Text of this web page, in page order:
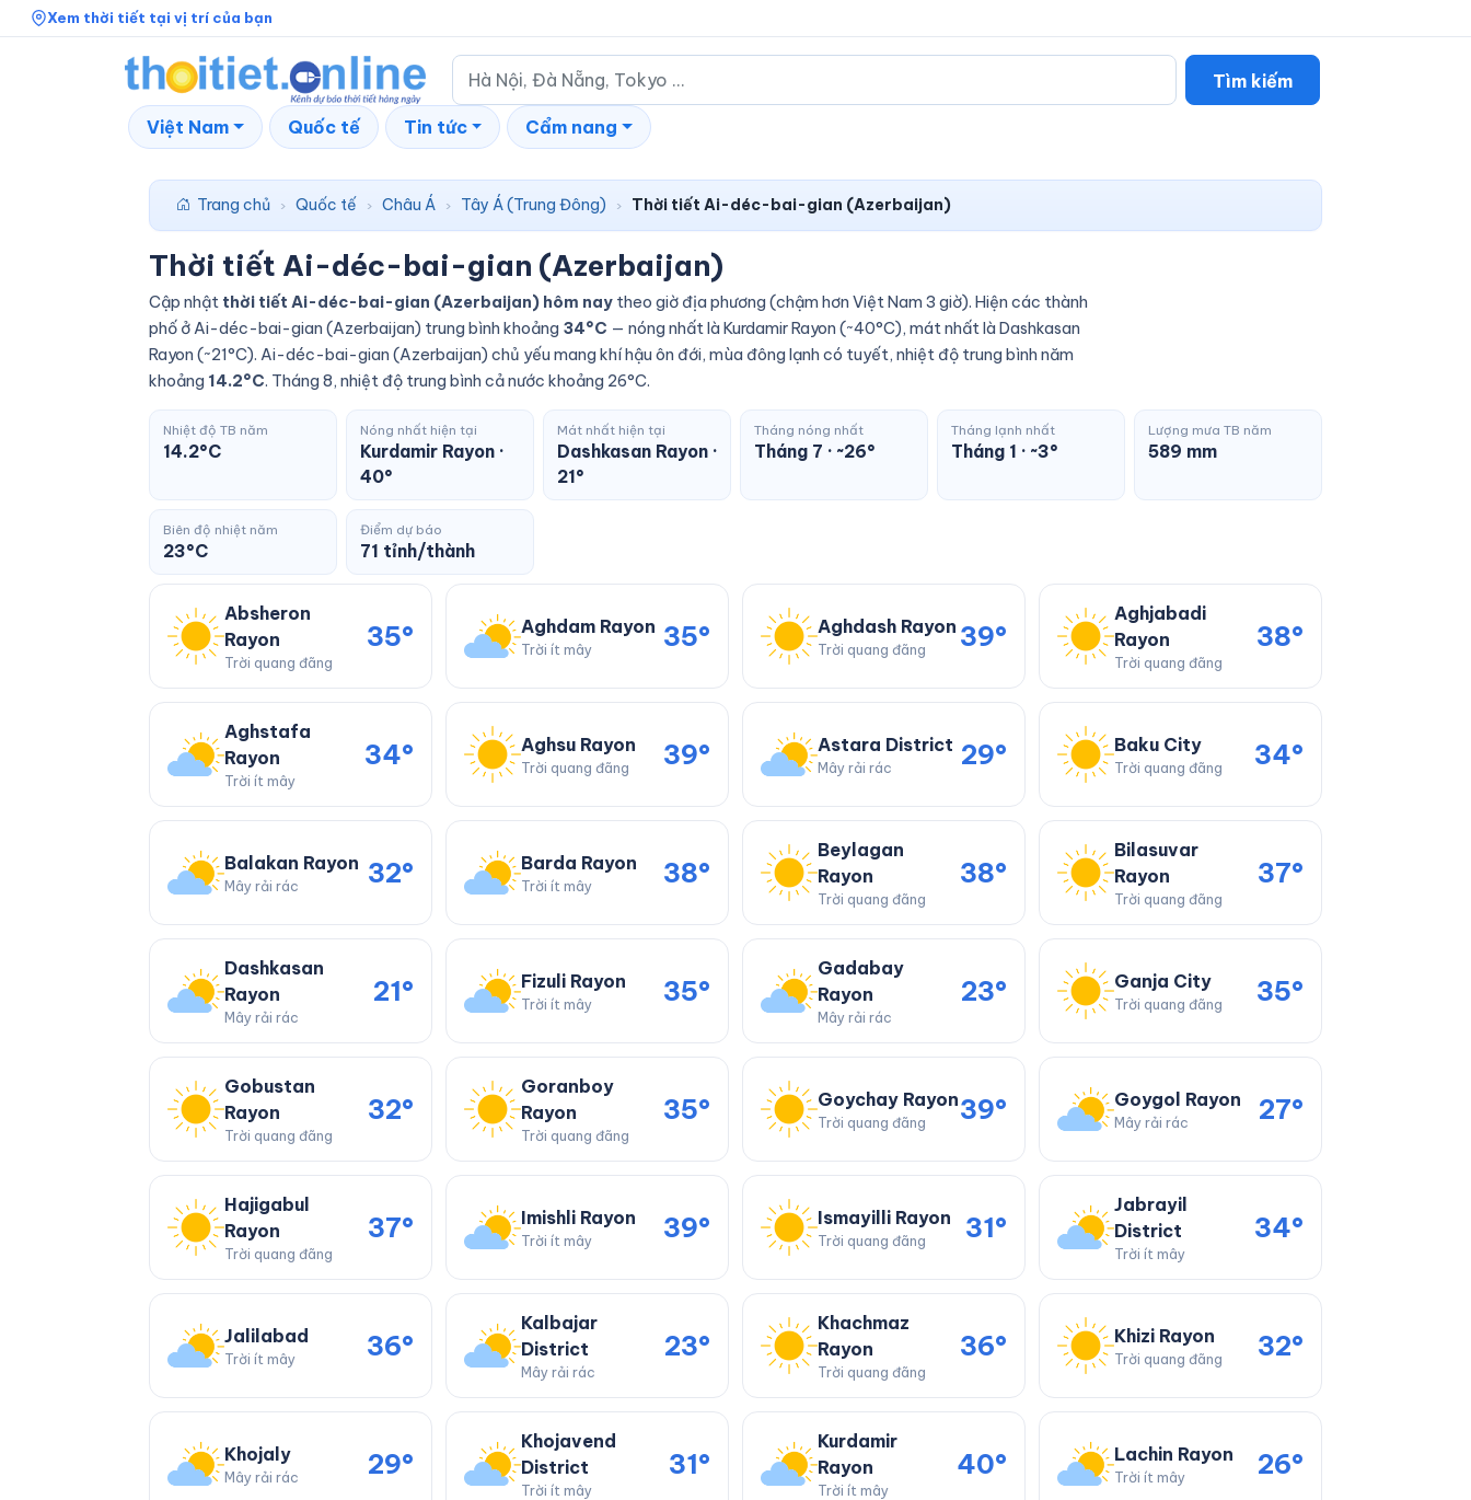
Xem thời tiết tại vị trí của bạn
Tìm kiếm
Việt Nam Quốc tế Tin tức Cẩm nang
Trang chủ › Quốc tế › Châu Á › Tây Á (Trung Đông) › Thời tiết Ai-déc-bai-gian (Azerbaijan)
Thời tiết Ai-déc-bai-gian (Azerbaijan)
Cập nhật thời tiết Ai-déc-bai-gian (Azerbaijan) hôm nay theo giờ địa phương (chậm hơn Việt Nam 3 giờ). Hiện các thành
phố ở Ai-déc-bai-gian (Azerbaijan) trung bình khoảng 34°C — nóng nhất là Kurdamir Rayon (~40°C), mát nhất là Dashkasan
Rayon (~21°C). Ai-déc-bai-gian (Azerbaijan) chủ yếu mang khí hậu ôn đới, mùa đông lạnh có tuyết, nhiệt độ trung bình năm
khoảng 14.2°C. Tháng 8, nhiệt độ trung bình cả nước khoảng 26°C.
Nhiệt độ TB năm
14.2°C
Nóng nhất hiện tại
Kurdamir Rayon ·
40°
Mát nhất hiện tại
Dashkasan Rayon ·
21°
Tháng nóng nhất
Tháng 7 · ~26°
Tháng lạnh nhất
Tháng 1 · ~3°
Lượng mưa TB năm
589 mm
Biên độ nhiệt năm
23°C
Điểm dự báo
71 tỉnh/thành
Absheron
Rayon
Trời quang đãng
35° Aghdam Rayon
Trời ít mây 35° Aghdash Rayon
Trời quang đãng 39°
Aghjabadi
Rayon
Trời quang đãng
38°
Aghstafa
Rayon
Trời ít mây
34° Aghsu Rayon
Trời quang đãng 39° Astara District
Mây rải rác 29° Baku City
Trời quang đãng 34°
Balakan Rayon
Mây rải rác 32° Barda Rayon
Trời ít mây 38°
Beylagan
Rayon
Trời quang đãng
38°
Bilasuvar
Rayon
Trời quang đãng
37°
Dashkasan
Rayon
Mây rải rác
21° Fizuli Rayon
Trời ít mây 35°
Gadabay
Rayon
Mây rải rác
23° Ganja City
Trời quang đãng 35°
Gobustan
Rayon
Trời quang đãng
32°
Goranboy
Rayon
Trời quang đãng
35° Goychay Rayon
Trời quang đãng 39° Goygol Rayon
Mây rải rác 27°
Hajigabul
Rayon
Trời quang đãng
37° Imishli Rayon
Trời ít mây 39° Ismayilli Rayon
Trời quang đãng 31°
Jabrayil
District
Trời ít mây
34°
Jalilabad
Trời ít mây 36°
Kalbajar
District
Mây rải rác
23°
Khachmaz
Rayon
Trời quang đãng
36° Khizi Rayon
Trời quang đãng 32°
Khojaly
Mây rải rác 29°
Khojavend
District
Trời ít mây
31°
Kurdamir
Rayon
Trời ít mây
40° Lachin Rayon
Trời ít mây 26°